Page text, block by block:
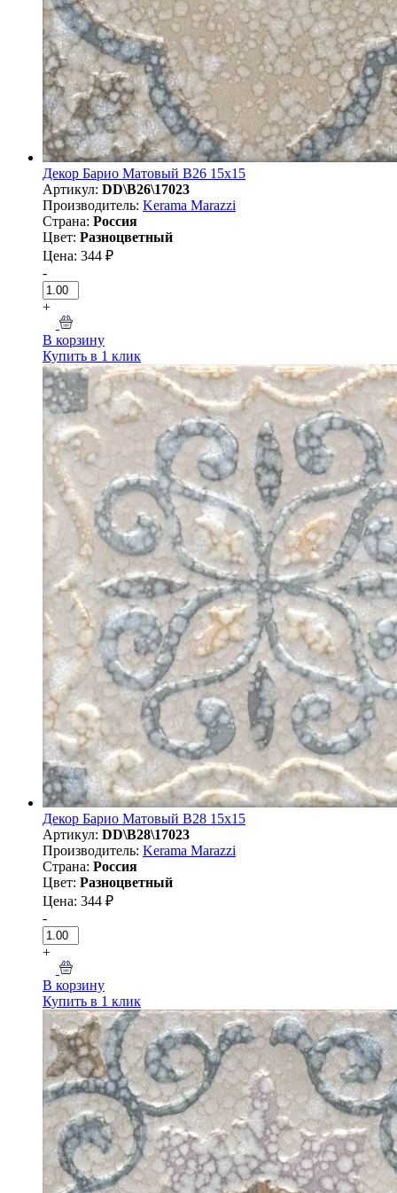
Декор Барио Матовый B26 15х15
Артикул: DD\B26\17023
Производитель: Kerama Marazzi
Страна: Россия
Цвет: Разноцветный
Цена: 344 ₽
-
+
В корзину
Купить в 1 клик
Декор Барио Матовый B28 15х15
Артикул: DD\B28\17023
Производитель: Kerama Marazzi
Страна: Россия
Цвет: Разноцветный
Цена: 344 ₽
-
+
В корзину
Купить в 1 клик